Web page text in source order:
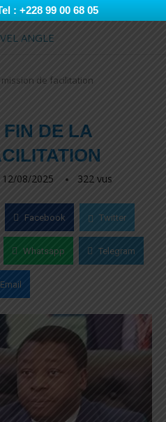
: +228 99 00 68 05
mission de facilitation
DE LA
12/08/2025 322 vus
Facebook Twitter
Whatsapp Telegram
Email